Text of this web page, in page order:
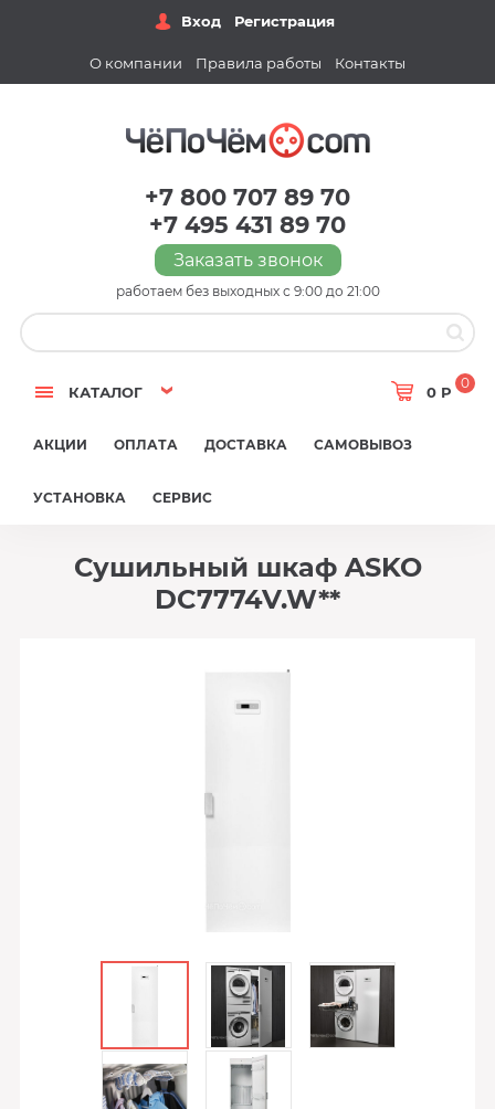
Вход Регистрация
О компании Правила работы Контакты
+7 800 707 89 70
+7 495 431 89 70
Заказать звонок
работаем без выходных с 9:00 до 21:00
КАТАЛОГ 0 Р
0
АКЦИИ ОПЛАТА ДОСТАВКА САМОВЫВОЗ
УСТАНОВКА СЕРВИС
Сушильный шкаф ASKO
DC7774V.W**